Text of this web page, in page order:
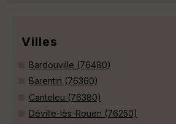
Villes
Bardouville (76480)
Barentin (76360)
Canteleu (76380)
Déville-lès-Rouen (76250)